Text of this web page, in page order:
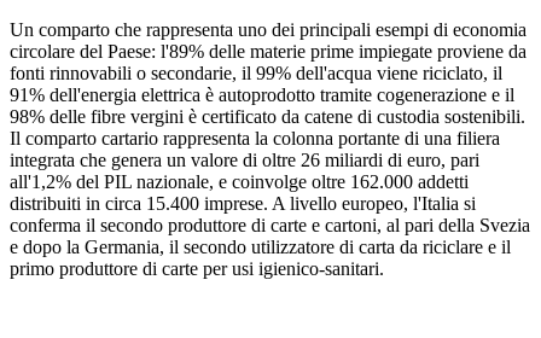
Un comparto che rappresenta uno dei principali esempi di economia
circolare del Paese: l'89% delle materie prime impiegate proviene da
fonti rinnovabili o secondarie, il 99% dell'acqua viene riciclato, il
91% dell'energia elettrica è autoprodotto tramite cogenerazione e il
98% delle fibre vergini è certificato da catene di custodia sostenibili.
Il comparto cartario rappresenta la colonna portante di una filiera
integrata che genera un valore di oltre 26 miliardi di euro, pari
all'1,2% del PIL nazionale, e coinvolge oltre 162.000 addetti
distribuiti in circa 15.400 imprese. A livello europeo, l'Italia si
conferma il secondo produttore di carte e cartoni, al pari della Svezia
e dopo la Germania, il secondo utilizzatore di carta da riciclare e il
primo produttore di carte per usi igienico-sanitari.